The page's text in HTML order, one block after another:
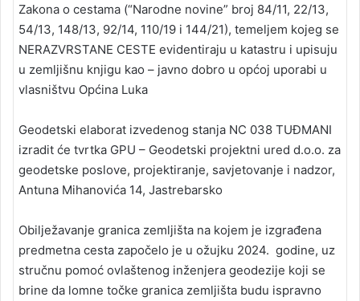
Zakona o cestama (“Narodne novine” broj 84/11, 22/13,
54/13, 148/13, 92/14, 110/19 i 144/21), temeljem kojeg se
NERAZVRSTANE CESTE evidentiraju u katastru i upisuju
u zemljišnu knjigu kao – javno dobro u općoj uporabi u
vlasništvu Općina Luka
Geodetski elaborat izvedenog stanja NC 038 TUĐMANI
izradit će tvrtka GPU – Geodetski projektni ured d.o.o. za
geodetske poslove, projektiranje, savjetovanje i nadzor,
Antuna Mihanovića 14, Jastrebarsko
Obilježavanje granica zemljišta na kojem je izgrađena
predmetna cesta započelo je u ožujku 2024. godine, uz
stručnu pomoć ovlaštenog inženjera geodezije koji se
brine da lomne točke granica zemljišta budu ispravno